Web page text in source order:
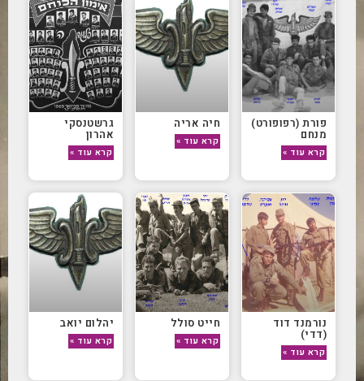
פורת (רפופורט)
מנחם
קרא עוד »
חיה אריה
קרא עוד »
גרשטנסקי
אהרון
קרא עוד »
נורמנד דוד
(דדי)
קרא עוד »
חייט סולל
קרא עוד »
יהלום יואב
קרא עוד »